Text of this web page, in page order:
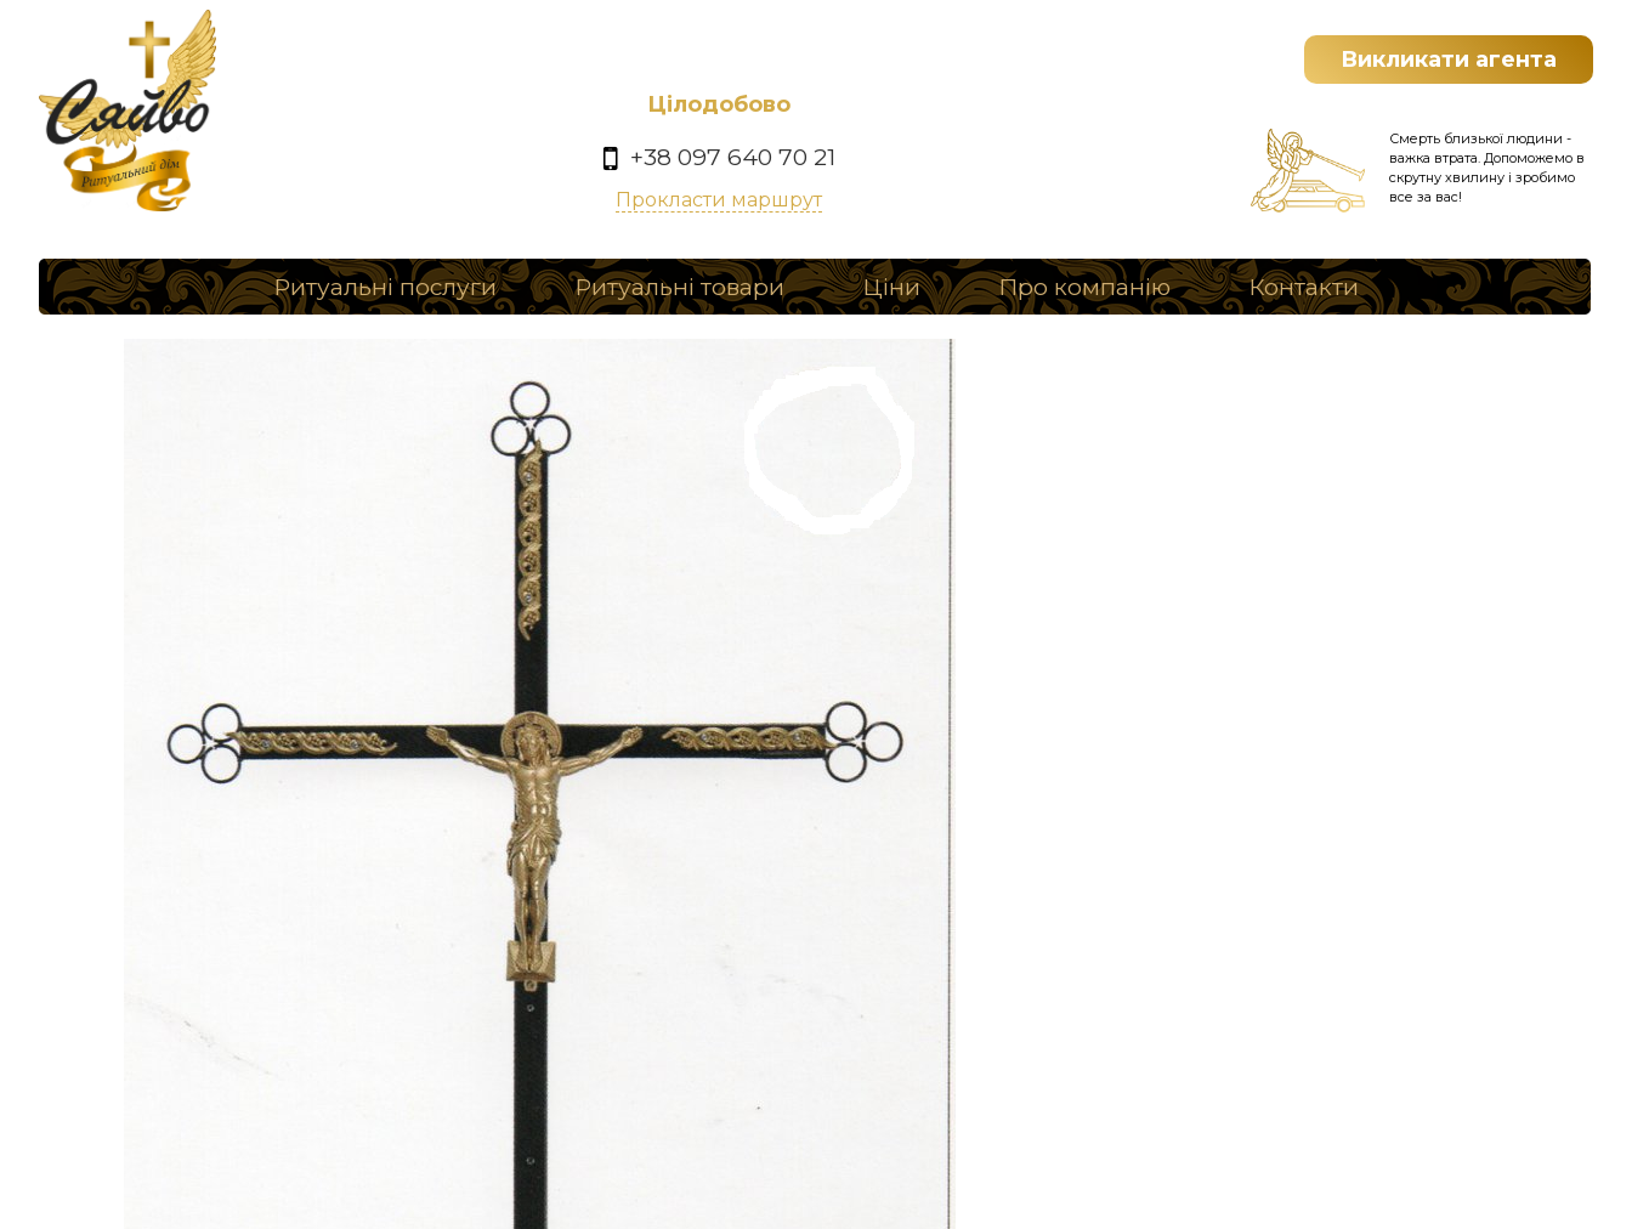
Викликати агента
Цілодобово
+38 097 640 70 21
Прокласти маршрут
Смерть близької людини -
важка втрата. Допоможемо в
скрутну хвилину і зробимо
все за вас!
Ритуальні послуги Ритуальні товари Ціни Про компанію Контакти